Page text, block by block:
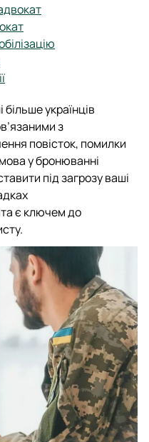
українців
з
повісток, помилки
у бронюванні
під загрозу ваші
є ключем до